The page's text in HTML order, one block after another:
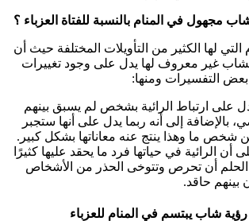
مجهول في المنام بالنسبة للفتاة العزباء ؟
التي لها الكثير من التأويلات المختلفة حيث أن
بشاب غير معروف لها يدل على وجود تغييرات
بعض التفسيرات ومنها:
على ارتباط الرائية بشخص لم يسبق بينهم
بالإضافة إلى أنه ربما يدل على أنها ستجبر
شخص ما وهذا ينتج عنه معاناتها بشكل كبير.
أن الرائية في حياتها فرد ما يحقد عليها كثيرًا
أن تحرص وتتوخى الحذر من الأشخاص
بينهم حاقد.
شاب يبتسم في المنام للعزباء